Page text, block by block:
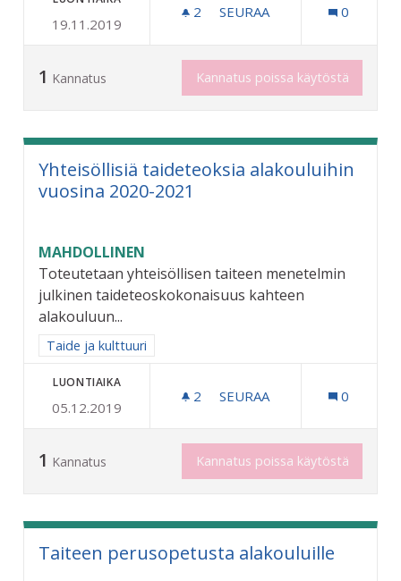
19.11.2019
2 2 SEURAAJAA
SEURAA 0
1 Kannatus Kannatus poissa käytöstä
Yhteisöllisiä taideteoksia alakouluihin
vuosina 2020-2021
MAHDOLLINEN
Toteutetaan yhteisöllisen taiteen menetelmin
julkinen taideteoskokonaisuus kahteen
alakouluun...
Rajaa tulokset aihepiirin mukaan: Taide ja kulttuuri
Taide ja kulttuuri
LUONTIAIKA
05.12.2019
2 2 SEURAAJAA
SEURAA 0
1 Kannatus Kannatus poissa käytöstä
Taiteen perusopetusta alakouluille